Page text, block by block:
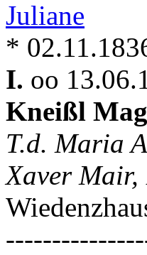
Juliane
*
I. oo
Kneißl
T.d. Maria
Xaver Mair,